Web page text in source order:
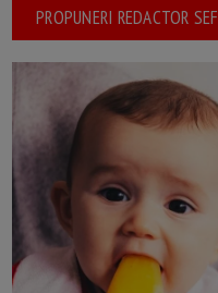
PROPUNERI REDACTOR SEF